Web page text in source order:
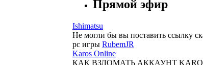
Прямой эфир
Ishimatsu
Не могли бы вы поставить ссылку
pc игры RubemJR
Karos Online
КАК ВЗЛОМАТЬ АККАУНТ